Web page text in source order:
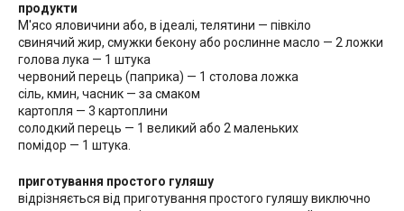
продукти
М'ясо яловичини або, в ідеалі, телятини — півкіло
свинячий жир, смужки бекону або рослинне масло — 2 ложки
голова лука — 1 штука
червоний перець (паприка) — 1 столова ложка
сіль, кмин, часник — за смаком
картопля — 3 картоплини
солодкий перець — 1 великий або 2 маленьких
помідор — 1 штука.
приготування простого гуляшу
відрізняється від приготування простого гуляшу виключно